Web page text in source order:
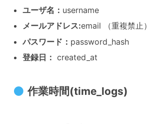
ユーザ名： username
メールアドレス:email （重複禁止）
パスワード： password_hash
登録日： created_at
作業時間(time_logs)